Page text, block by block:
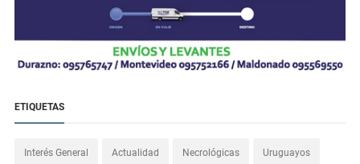
ETIQUETAS
Interés General Actualidad Necrológicas Uruguayos